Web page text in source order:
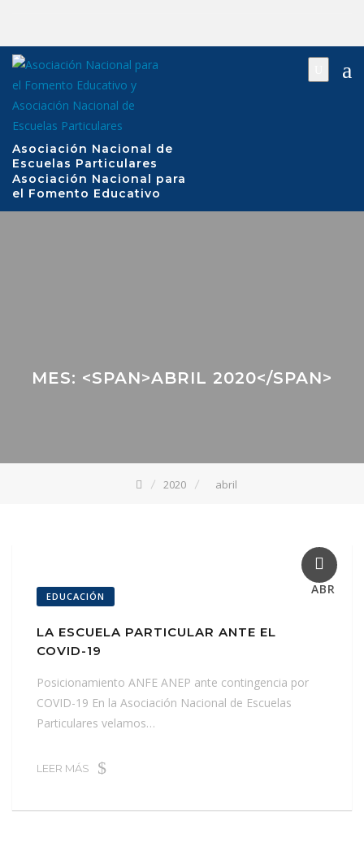
contenido
Asociación Nacional de
Escuelas Particulares
Asociación Nacional para
el Fomento Educativo
MES: <SPAN>ABRIL 2020</SPAN>
2020 abril
27
ABR
EDUCACIÓN
LA ESCUELA PARTICULAR ANTE EL
COVID-19
Posicionamiento ANFE ANEP ante contingencia por
COVID-19 En la Asociación Nacional de Escuelas
Particulares velamos…
LEER MÁS